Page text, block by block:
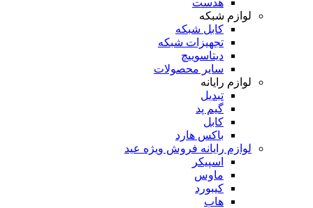
لوازم شبکه
کابل شبکه
تجهیزات شبکه
دیتاسوییچ
سایر محصولات
لوازم رایانه
تبدیل
گیم پد
کابل
باکس هارد
لوازم رایانه فروش ویژه عید
اسپیکر
ماوس
کیبورد
هاب